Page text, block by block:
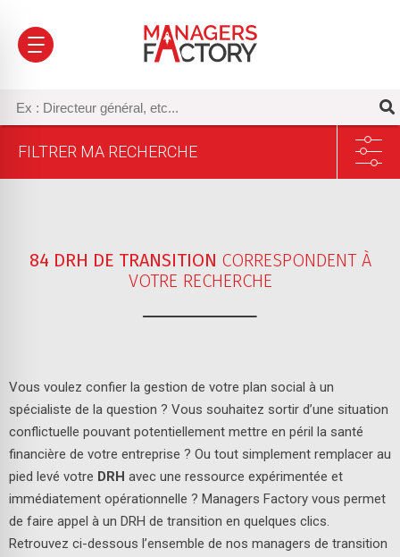
Sélectionnez une ou plusieurs spécialité(s)
Sélectionnez un ou plusieurs métier(s)
FILTRER MA RECHERCHE
84 DRH DE TRANSITION CORRESPONDENT À
VOTRE RECHERCHE
Vous voulez confier la gestion de votre plan social à un
spécialiste de la question ? Vous souhaitez sortir d’une situation
conflictuelle pouvant potentiellement mettre en péril la santé
financière de votre entreprise ? Ou tout simplement remplacer au
pied levé votre DRH avec une ressource expérimentée et
immédiatement opérationnelle ? Managers Factory vous permet
de faire appel à un DRH de transition en quelques clics.
Retrouvez ci-dessous l’ensemble de nos managers de transition